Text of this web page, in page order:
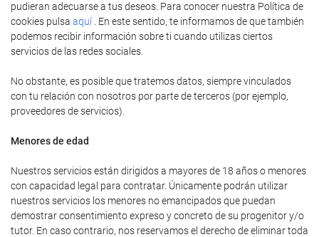
pudieran adecuarse a tus deseos. Para conocer nuestra Política de
cookies pulsa aquí . En este sentido, te informamos de que también
podemos recibir información sobre ti cuando utilizas ciertos
servicios de las redes sociales.
No obstante, es posible que tratemos datos, siempre vinculados
con tu relación con nosotros por parte de terceros (por ejemplo,
proveedores de servicios).
Menores de edad
Nuestros servicios están dirigidos a mayores de 18 años o menores
con capacidad legal para contratar. Únicamente podrán utilizar
nuestros servicios los menores no emancipados que puedan
demostrar consentimiento expreso y concreto de su progenitor y/o
tutor. En caso contrario, nos reservamos el derecho de eliminar toda